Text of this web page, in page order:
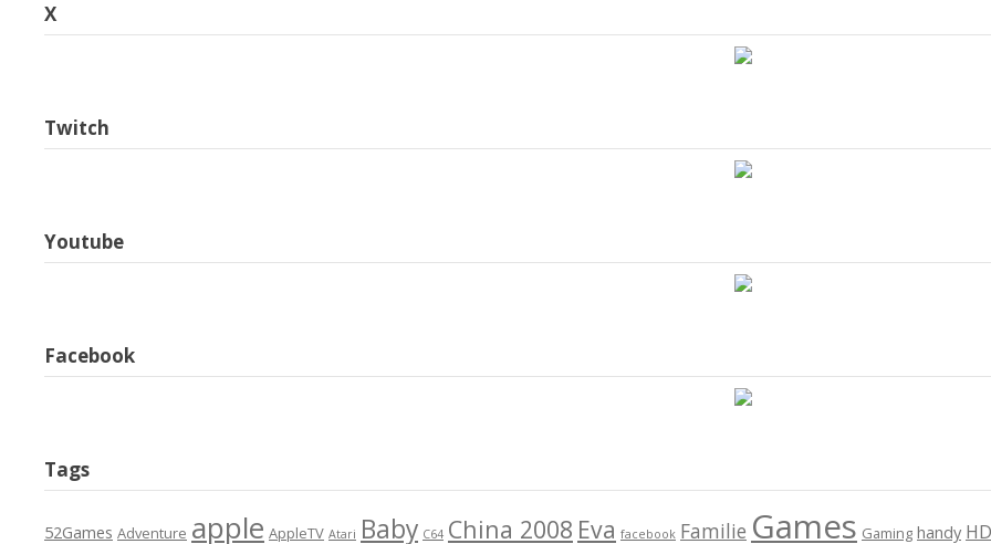
X
Twitch
Youtube
Facebook
Tags
52Games Adventure apple AppleTV Atari Baby C64 China 2008 Eva facebook Familie Games Gaming handy